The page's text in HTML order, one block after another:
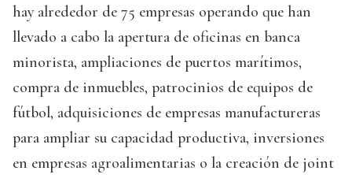
hay alrededor de 75 empresas operando que han
llevado a cabo la apertura de oficinas en banca
minorista, ampliaciones de puertos marítimos,
compra de inmuebles, patrocinios de equipos de
fútbol, adquisiciones de empresas manufactureras
para ampliar su capacidad productiva, inversiones
en empresas agroalimentarias o la creación de joint